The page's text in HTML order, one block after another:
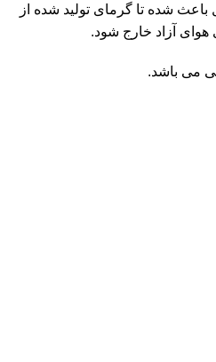
شده تا گرمای تولید شده از
آزاد خارج شود.